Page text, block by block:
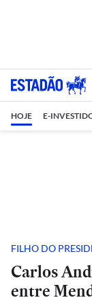
HOJE E-
FILHO DO
Carlos
entre